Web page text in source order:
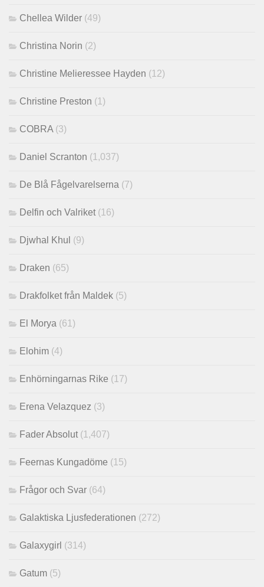
Chellea Wilder (49)
Christina Norin (2)
Christine Melieressee Hayden (12)
Christine Preston (1)
COBRA (3)
Daniel Scranton (1,037)
De Blå Fågelvarelserna (7)
Delfin och Valriket (16)
Djwhal Khul (9)
Draken (65)
Drakfolket från Maldek (5)
El Morya (61)
Elohim (4)
Enhörningarnas Rike (17)
Erena Velazquez (3)
Fader Absolut (1,407)
Feernas Kungadöme (15)
Frågor och Svar (64)
Galaktiska Ljusfederationen (272)
Galaxygirl (314)
Gatum (5)